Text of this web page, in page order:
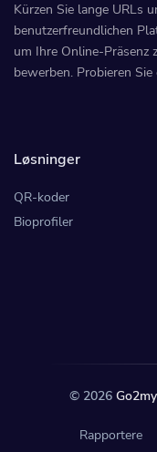
Kürzen Sie lange URLs
benutzerfreundlichen
um Ihre Online-Präsenz
bewerben. Probieren
Løsninger
QR-koder
Bioprofiler
© 2026
Rapportere